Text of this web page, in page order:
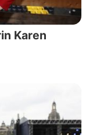
Karen